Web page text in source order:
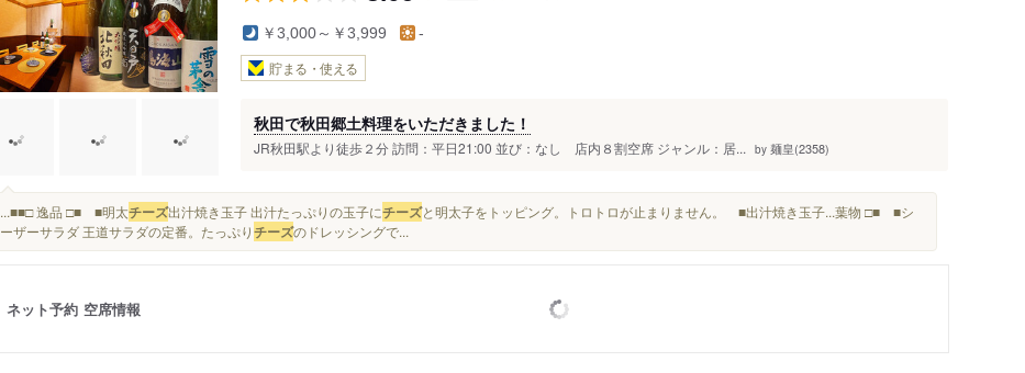
￥3,000～￥3,999 -
貯まる・使える
秋田で秋田郷土料理をいただきました！
JR秋田駅より徒歩２分 訪問：平日21:00 並び：なし 店内８割空席 ジャンル：居... by 麺皇(2358)
...■■□ 逸品 □■ ■明太チーズ出汁焼き玉子 出汁たっぷりの玉子にチーズと明太子をトッピング。トロトロが止まりません。 ■出汁焼き玉子...葉物 □■ ■シ
ーザーサラダ 王道サラダの定番。たっぷりチーズのドレッシングで...
ネット予約 空席情報